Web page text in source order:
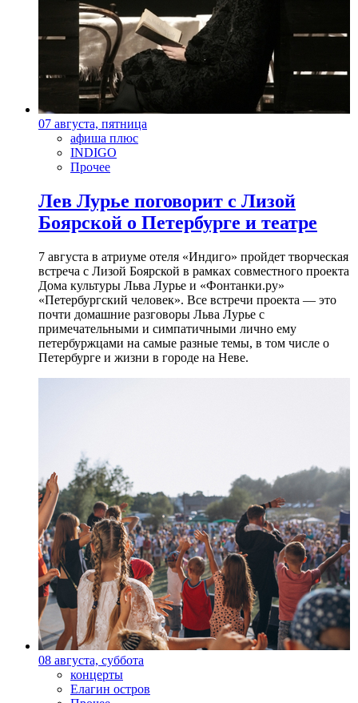
07 августа, пятница
афиша плюс
INDIGO
Прочее
Лев Лурье поговорит с Лизой
Боярской о Петербурге и театре
7 августа в атриуме отеля «Индиго» пройдет творческая
встреча с Лизой Боярской в рамках совместного проекта
Дома культуры Льва Лурье и «Фонтанки.ру»
«Петербургский человек». Все встречи проекта — это
почти домашние разговоры Льва Лурье с
примечательными и симпатичными лично ему
петербуржцами на самые разные темы, в том числе о
Петербурге и жизни в городе на Неве.
08 августа, суббота
концерты
Елагин остров